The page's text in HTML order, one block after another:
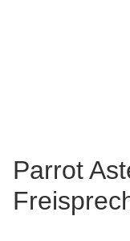
Parrot